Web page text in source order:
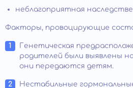
неблагоприятная
Факторы, провоцирующие
Генетическая
родителей были выявлены
они передаются детям.
Нестабильные